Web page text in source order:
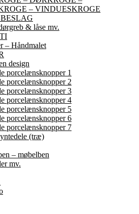
– VINDUESKROGE
& låse mv.
– Håndmalet
design
porcelænsknopper 1
porcelænsknopper 2
porcelænsknopper 3
porcelænsknopper 4
porcelænsknopper 5
porcelænsknopper 6
porcelænsknopper 7
(træ)
– møbelben
mv.